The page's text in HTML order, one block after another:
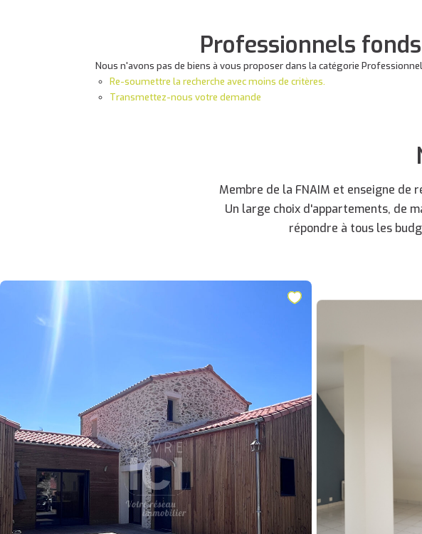
Professionnels
Nous n'avons pas de biens à vous proposer dans la catégorie
Re-soumettre la recherche avec moins de critères.
Transmettez-nous votre demande
Membre de la FNAIM et enseigne de
Un large choix d'appartements, de
répondre à tous les